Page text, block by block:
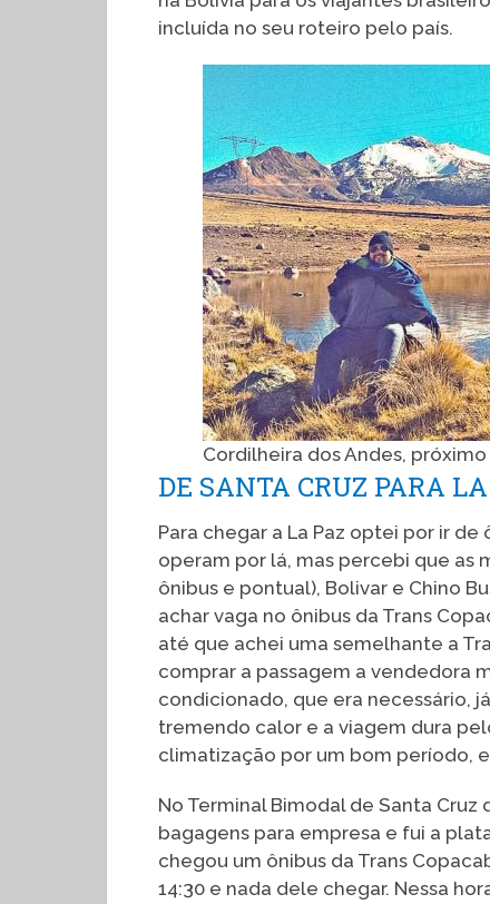
incluída no seu roteiro pelo país.
Cordilheira dos Andes, próximo
DE SANTA CRUZ PARA
Para chegar a La Paz optei por ir
operam por lá, mas percebi que as
ônibus e pontual), Bolivar e Chino
achar vaga no ônibus da Trans
até que achei uma semelhante a
comprar a passagem a vendedora
condicionado, que era necessário,
tremendo calor e a viagem dura
climatização por um bom período,
No Terminal Bimodal de Santa Cruz
bagagens para empresa e fui a
chegou um ônibus da Trans
14:30 e nada dele chegar. Nessa